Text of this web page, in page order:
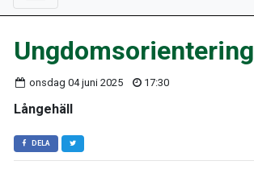
Ungdomsorientering
onsdag 04 juni 2025 17:30
Långehäll
DELA